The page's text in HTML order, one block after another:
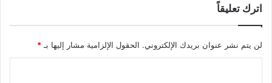
اترك تعليقاً
لن يتم نشر عنوان بريدك الإلكتروني. الحقول الإلزامية مشار إليها بـ*